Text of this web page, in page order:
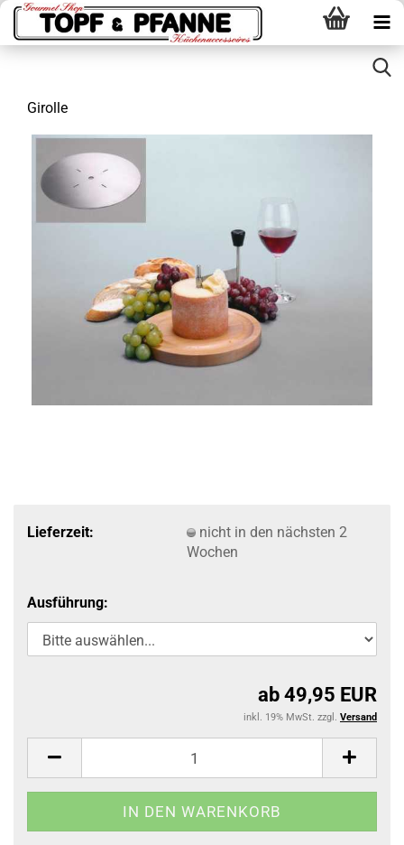
Girolle
Lieferzeit:
nicht in den nächsten 2
Wochen
Ausführung:
ab 49,95 EUR
inkl. 19% MwSt. zzgl. Versand